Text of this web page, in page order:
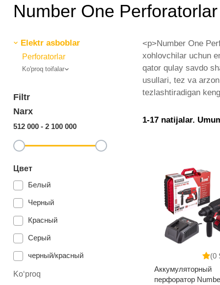
Number One
Elektr asboblar
Perforatorlar
Ko'proq toifalar
Filtr
Narx
512 000 - 2 100 000
Цвет
Белый
Черный
Красный
Серый
черный/красный
белый
Ko‘proq
<p>Number One
xohlovchilar uchun
qator qulay savdo
usullari, tez va
tezlashtiradigan
1-17 natijalar.
(0
Аккумуляторный
перфоратор